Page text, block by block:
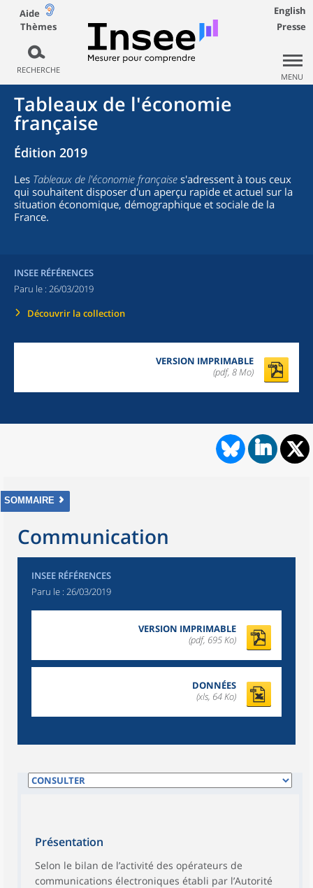
Aide
Thèmes
RECHERCHE
English
Presse
MENU
Tableaux de l'économie
française
Édition 2019
Les Tableaux de l'économie française s'adressent à tous ceux
qui souhaitent disposer d'un aperçu rapide et actuel sur la
situation économique, démographique et sociale de la
France.
INSEE RÉFÉRENCES
Paru le : 26/03/2019
Découvrir la collection
VERSION IMPRIMABLE
(pdf, 8 Mo)
SOMMAIRE
Communication
INSEE RÉFÉRENCES
Paru le : 26/03/2019
VERSION IMPRIMABLE
(pdf, 695 Ko)
DONNÉES
(xls, 64 Ko)
Présentation
Selon le bilan de l’activité des opérateurs de
communications électroniques établi par l’Autorité